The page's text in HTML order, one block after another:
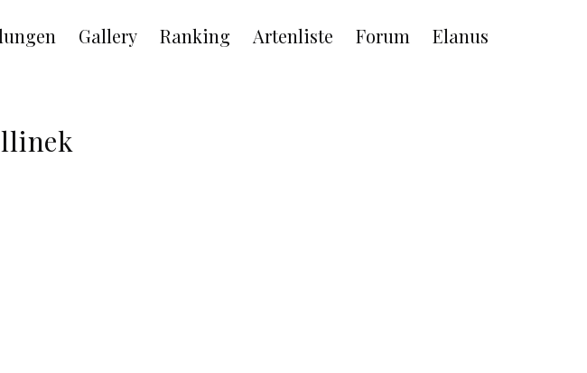
Gallery Ranking Artenliste Forum Elanus